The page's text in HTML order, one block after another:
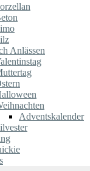
Anlässen
Adventskalender